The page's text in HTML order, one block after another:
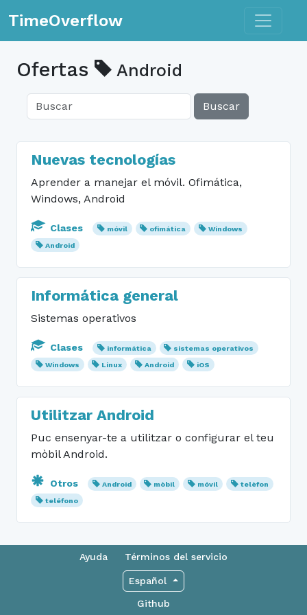
TimeOverflow Toggle
Ofertas Android
Buscar
Nuevas tecnologías
Aprender a manejar el móvil. Ofimática,
Windows, Android
Clases móvil ofimática
Windows
Android
Informática general
Sistemas operativos
Clases informática
sistemas operativos
Windows
Linux Android iOS
Utilitzar Android
Puc ensenyar-te a utilitzar o configurar el teu
mòbil Android.
Otros Android mòbil móvil
telèfon
teléfono
Ayuda Términos del servicio
Español
Github